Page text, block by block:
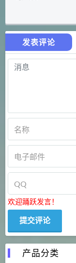
发表评论
欢迎踊跃发言！
产品分类